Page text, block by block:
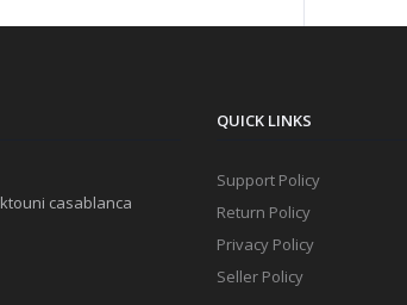
casablanca
QUICK LINKS
Support Policy
Return Policy
Privacy Policy
Seller Policy